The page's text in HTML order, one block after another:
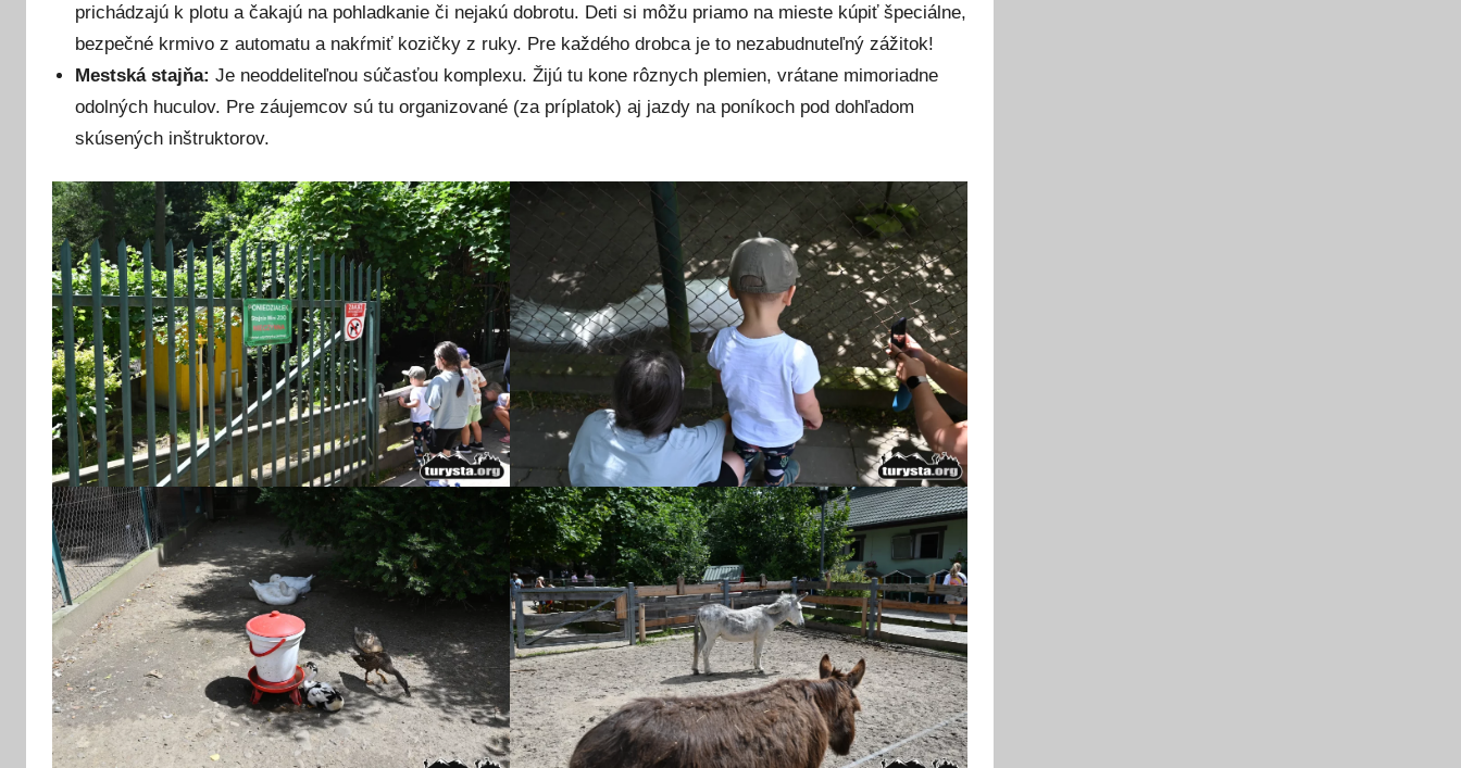
prichádzajú k plotu a čakajú na pohladkanie či nejakú dobrotu. Deti si môžu priamo na mieste kúpiť špeciálne,
bezpečné krmivo z automatu a nakŕmiť kozičky z ruky. Pre každého drobca je to nezabudnuteľný zážitok!
Mestská stajňa: Je neoddeliteľnou súčasťou komplexu. Žijú tu kone rôznych plemien, vrátane mimoriadne
odolných huculov. Pre záujemcov sú tu organizované (za príplatok) aj jazdy na poníkoch pod dohľadom
skúsených inštruktorov.